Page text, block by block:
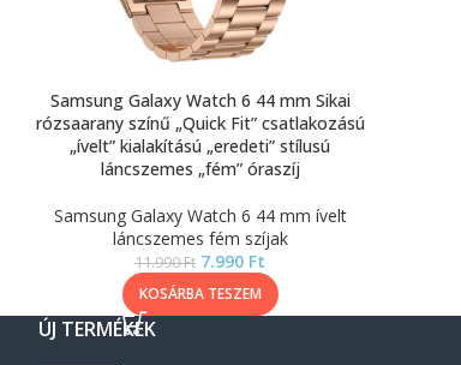
Samsung Galaxy Watch 6 44 mm Sikai
rózsaarany színű „Quick Fit” csatlakozású
„ívelt” kialakítású „eredeti” stílusú
láncszemes „fém” óraszíj
Samsung Galaxy Watch 6 44 mm ívelt
láncszemes fém szíjak
11.990Ft 7.990 Ft
KOSÁRBA TESZEM
ÚJ TERMÉKEK